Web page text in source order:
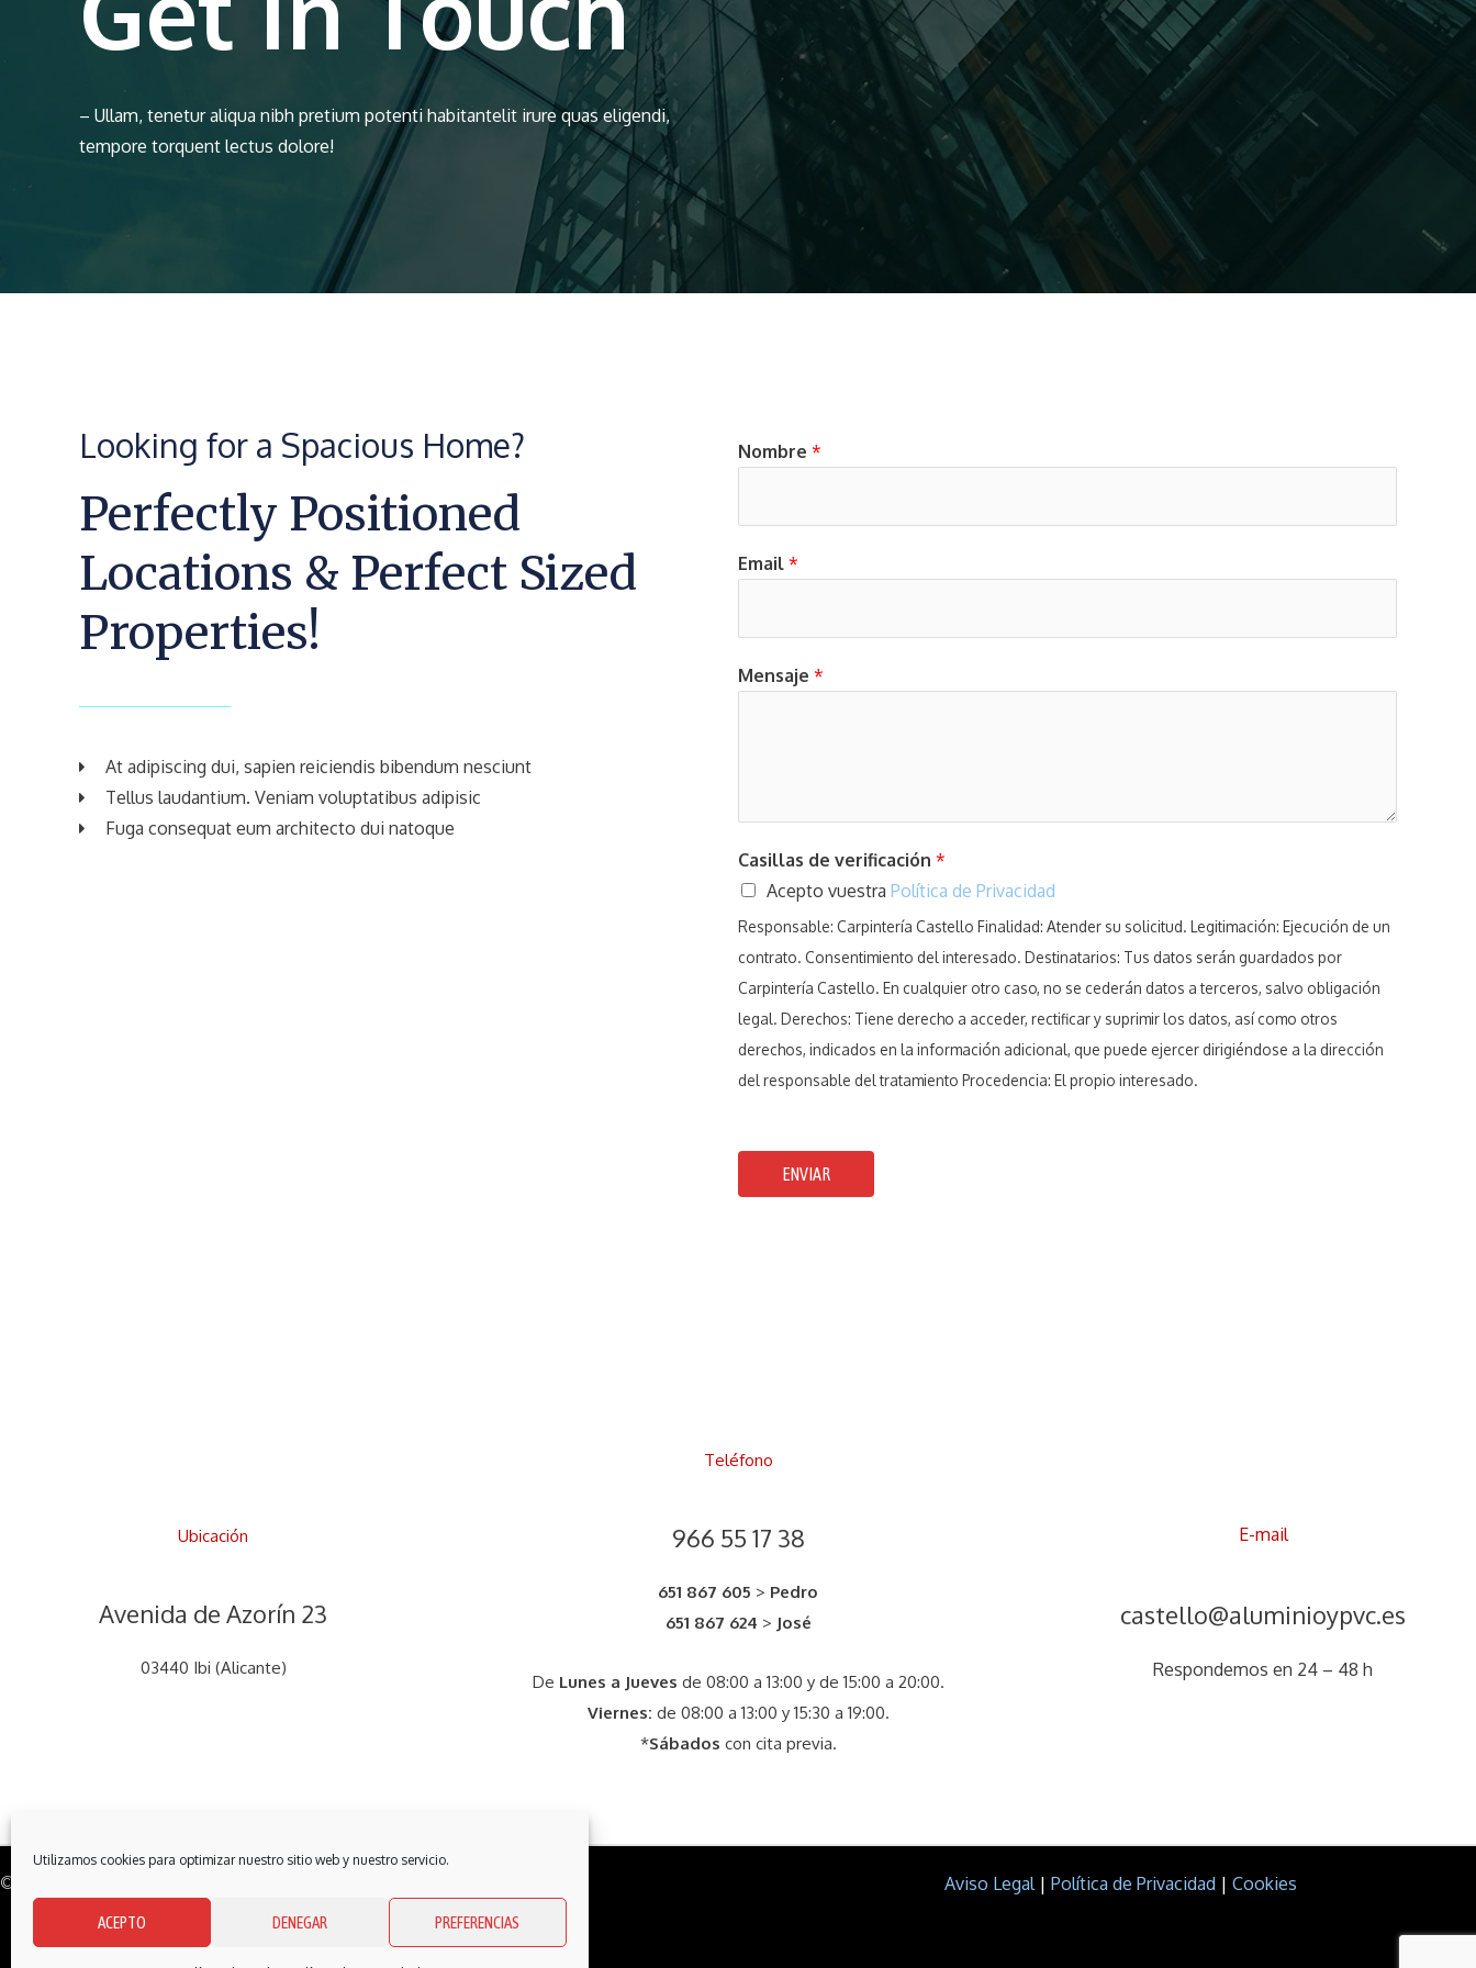
Utilizamos cookies para optimizar nuestro sitio web y nuestro servicio.
ACEPTO DENEGAR PREFERENCIAS
– Ullam, tenetur aliqua nibh pretium potenti habitantelit irure quas eligendi,
tempore torquent lectus dolore!
Looking for a Spacious Home?
Perfectly Positioned
Locations & Perfect Sized
Properties!
At adipiscing dui, sapien reiciendis bibendum nesciunt
Tellus laudantium. Veniam voluptatibus adipisic
Fuga consequat eum architecto dui natoque
Nombre *
Email *
Mensaje *
Casillas de verificación *
Acepto vuestra Política de Privacidad
Responsable: Carpintería Castello Finalidad: Atender su solicitud. Legitimación: Ejecución de un
contrato. Consentimiento del interesado. Destinatarios: Tus datos serán guardados por
Carpintería Castello. En cualquier otro caso, no se cederán datos a terceros, salvo obligación
legal. Derechos: Tiene derecho a acceder, rectificar y suprimir los datos, así como otros
derechos, indicados en la información adicional, que puede ejercer dirigiéndose a la dirección
del responsable del tratamiento Procedencia: El propio interesado.
ENVIAR
Ubicación
Avenida de Azorín 23
03440 Ibi (Alicante)
Teléfono
966 55 17 38
651 867 605 > Pedro
651 867 624 > José
De Lunes a Jueves de 08:00 a 13:00 y de 15:00 a 20:00.
Viernes: de 08:00 a 13:00 y 15:30 a 19:00.
*Sábados con cita previa.
E-mail
castello@aluminioypvc.es
Respondemos en 24 – 48 h
© Carpintería Castelló | Desarrollado por: Sipe Informática Aviso Legal | Política de Privacidad | Cookies